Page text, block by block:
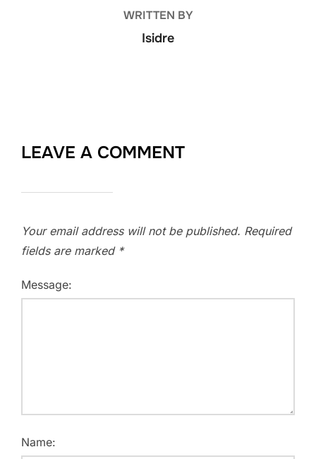
WRITTEN BY
Isidre
LEAVE A COMMENT
Your email address will not be published. Required
fields are marked *
Message:
Name: